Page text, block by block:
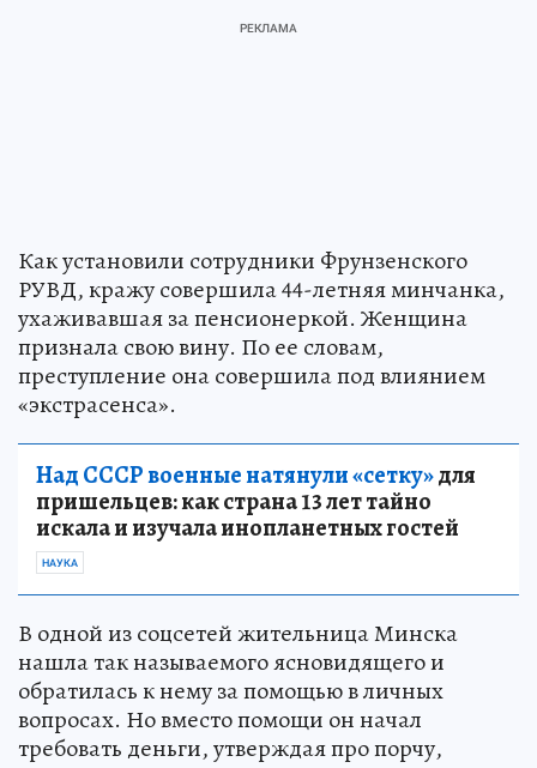
Как установили сотрудники Фрунзенского
РУВД, кражу совершила 44-летняя минчанка,
ухаживавшая за пенсионеркой. Женщина
признала свою вину. По ее словам,
преступление она совершила под влиянием
«экстрасенса».
Над СССР военные натянули «сетку»для
пришельцев: как страна 13 лет тайно
искала и изучала инопланетных гостей
НАУКА
В одной из соцсетей жительница Минска
нашла так называемого ясновидящего и
обратилась к нему за помощью в личных
вопросах. Но вместо помощи он начал
требовать деньги, утверждая про порчу,